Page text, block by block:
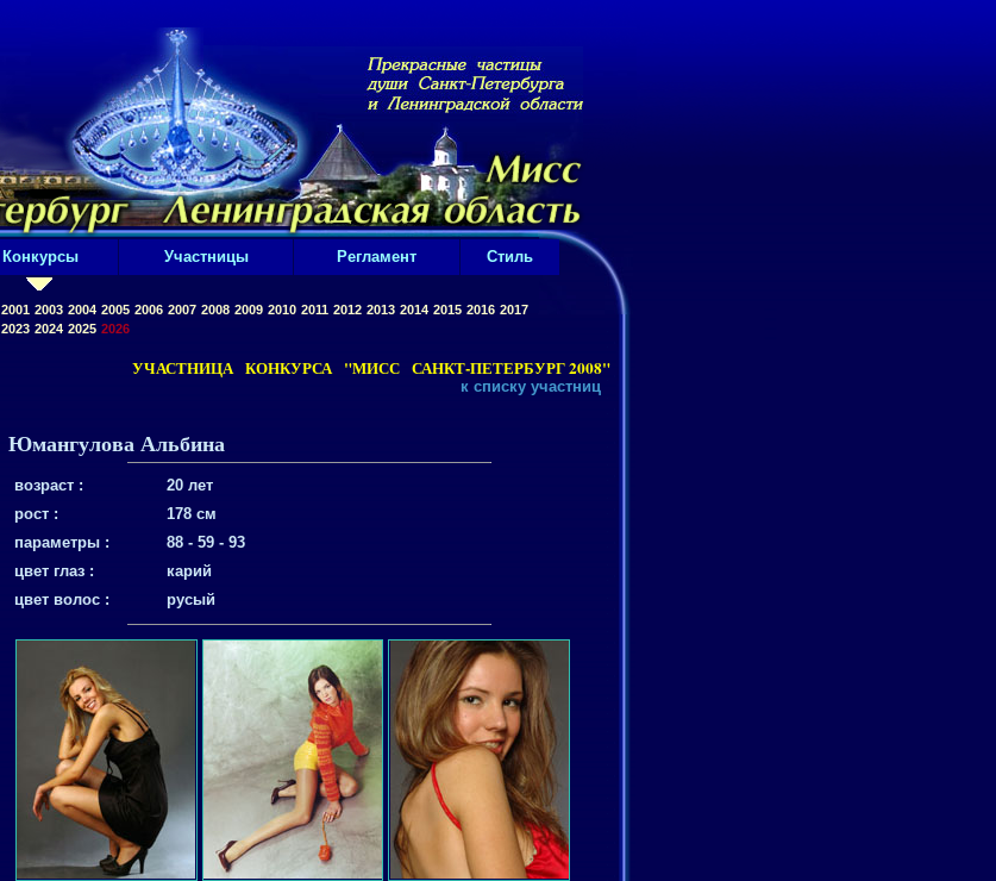
Конкурсы Участницы Регламент Стиль
2001 2003 2004 2005 2006 2007 2008 2009 2010 2011 2012 2013 2014 2015 2016 2017
2023 2024 2025 2026
УЧАСТНИЦА КОНКУРСА "МИСС САНКТ-ПЕТЕРБУРГ 2008"
к списку участниц
Юмангулова Альбина
возраст :
20 лет
рост :
178 см
параметры :
88 - 59 - 93
цвет глаз :
карий
цвет волос :
русый